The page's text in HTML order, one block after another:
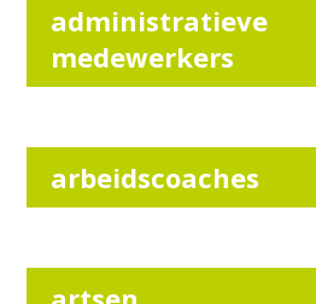
administratieve
medewerkers
arbeidscoaches